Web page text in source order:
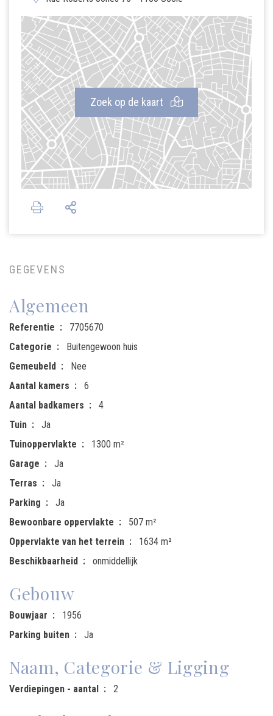
Zoek op de kaart
GEGEVENS
Algemeen
Referentie
7705670
Categorie
Buitengewoon huis
Gemeubeld
Nee
Aantal kamers
6
Aantal badkamers
4
Tuin
Ja
Tuinoppervlakte
1300 m²
Garage
Ja
Terras
Ja
Parking
Ja
Bewoonbare oppervlakte
507 m²
Oppervlakte van het terrein
1634 m²
Beschikbaarheid
onmiddellijk
Gebouw
Bouwjaar
1956
Parking buiten
Ja
Naam, Categorie & Ligging
Verdiepingen - aantal 2